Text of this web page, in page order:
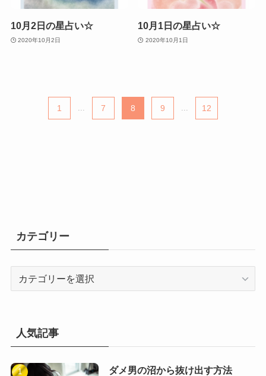
10月2日の星占い☆
2020年10月2日
10月1日の星占い☆
2020年10月1日
1 7 8 9 12
カテゴリー
ー人気記事
ダメ男の沼から抜け出す方法